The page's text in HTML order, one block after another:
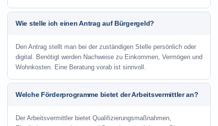
Wie stelle ich einen Antrag auf Bürgergeld?
Den Antrag stellt man bei der zuständigen Stelle persönlich oder
digital. Benötigt werden Nachweise zu Einkommen, Vermögen und
Wohnkosten. Eine Beratung vorab ist sinnvoll.
Welche Förderprogramme bietet der Arbeitsvermittler an?
Der Arbeitsvermittler bietet Qualifizierungsmaßnahmen,